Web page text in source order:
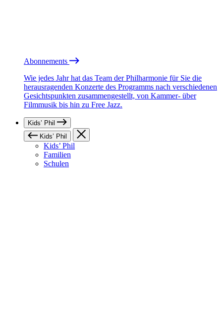
Abonnements
Wie jedes Jahr hat das Team der Philharmonie für Sie die
herausragenden Konzerte des Programms nach verschiedenen
Gesichtspunkten zusammengestellt, von Kammer- über
Filmmusik bis hin zu Free Jazz.
Kids’ Phil
Kids’ Phil
Kids’ Phil
Familien
Schulen